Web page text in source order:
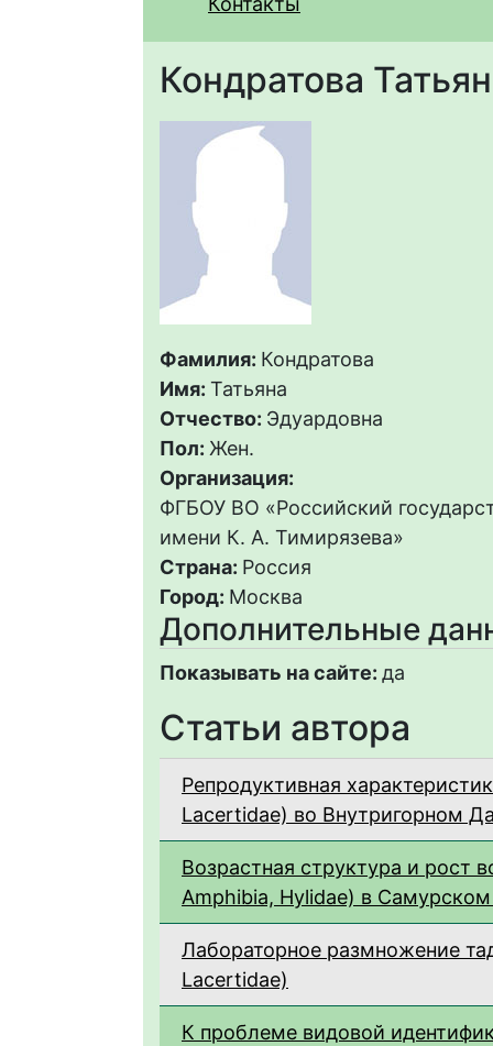
Кондратова
Фамилия: Кондратова
Имя: Татьяна
Отчество: Эдуардовна
Пол: Жен.
Организация:
ФГБОУ ВО «Российский
имени К. А. Тимирязева»
Страна: Россия
Город: Москва
Дополнительные
Показывать на сайте: да
Статьи автора
Репродуктивная
Lacertidae) во Внутригорном
Возрастная структура и рост
Amphibia, Hylidae) в
Лабораторное размножение
Lacertidae)
К проблеме видовой